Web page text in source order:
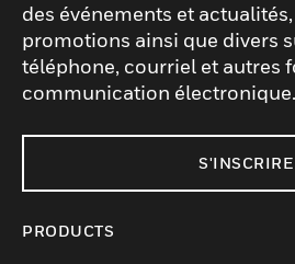
des événements et
promotions ainsi que divers
téléphone, courriel et autres
communication électronique.
S'INSCRIRE
PRODUCTS